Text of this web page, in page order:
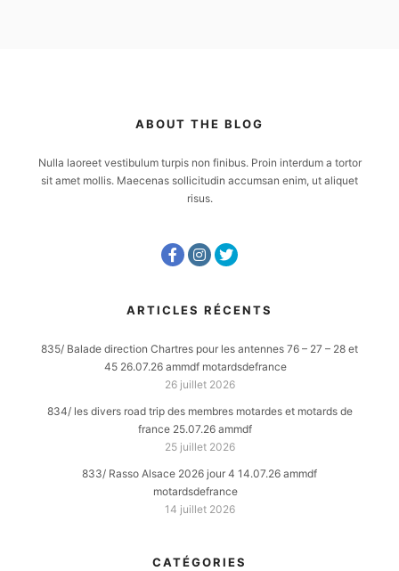
ABOUT THE BLOG
Nulla laoreet vestibulum turpis non finibus. Proin interdum a tortor
sit amet mollis. Maecenas sollicitudin accumsan enim, ut aliquet
risus.
ARTICLES RÉCENTS
835/ Balade direction Chartres pour les antennes 76 – 27 – 28 et
45 26.07.26 ammdf motardsdefrance
26 juillet 2026
834/ les divers road trip des membres motardes et motards de
france 25.07.26 ammdf
25 juillet 2026
833/ Rasso Alsace 2026 jour 4 14.07.26 ammdf
motardsdefrance
14 juillet 2026
CATÉGORIES